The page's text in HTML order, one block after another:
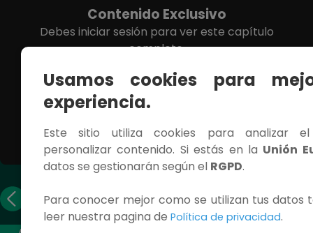
Contenido Exclusivo
Debes iniciar sesión para ver este capítulo
completo.
INICIAR SESIÓN
anterior
siguiente
Usamos cookies para
experiencia.
Este sitio utiliza cookies para analizar
personalizar contenido. Si estás en la Unión
datos se gestionarán según el RGPD.
Para conocer mejor como se utilizan tus datos
leer nuestra pagina de Política de privacidad.